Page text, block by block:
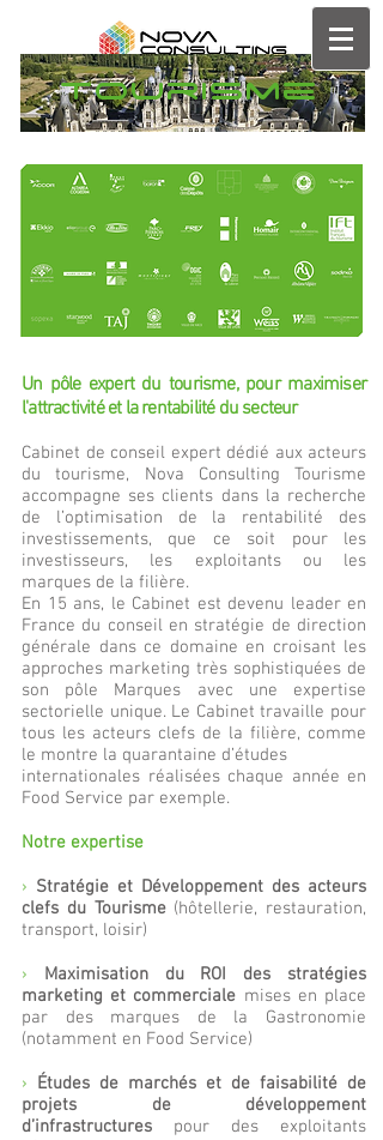
tourisme
Un pôle expert du tourisme, pour maximiser
l'attractivité et la rentabilité du secteur
Cabinet de conseil expert dédié aux acteurs
du tourisme, Nova Consulting Tourisme
accompagne ses clients dans la recherche
de l’optimisation de la rentabilité des
investissements, que ce soit pour les
investisseurs, les exploitants ou les
marques de la filière.
En 15 ans, le Cabinet est devenu leader en
France du conseil en stratégie de direction
générale dans ce domaine en croisant les
approches marketing très sophistiquées de
son pôle Marques avec une expertise
sectorielle unique. Le Cabinet travaille pour
tous les acteurs clefs de la filière, comme
le montre la quarantaine d’études
internationales réalisées chaque année en
Food Service par exemple.
Notre expertise
› Stratégie et Développement des acteurs
clefs du Tourisme(hôtellerie, restauration,
transport, loisir)
› Maximisation du ROI des stratégies
marketing et commerciale mises en place
par des marques de la Gastronomie
(notamment en Food Service)
› Études de marchés et de faisabilité de
projets de développement
d’infrastructures pour des exploitants